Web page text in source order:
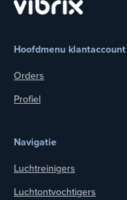
Hoofdmenu klantaccount
Orders
Profiel
Navigatie
Luchtreinigers
Luchtontvochtigers